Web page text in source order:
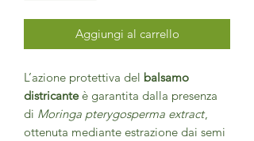
Aggiungi al carrello
L’azione protettiva del balsamo
districanteè garantita dalla presenza
di Moringa pterygosperma extract,
ottenuta mediante estrazione dai semi